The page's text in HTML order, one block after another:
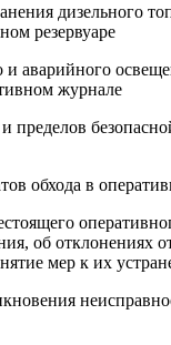
дизельного
резервуаре
и аварийного
журнале
пределов
обхода в
об отклонениях
мер к их